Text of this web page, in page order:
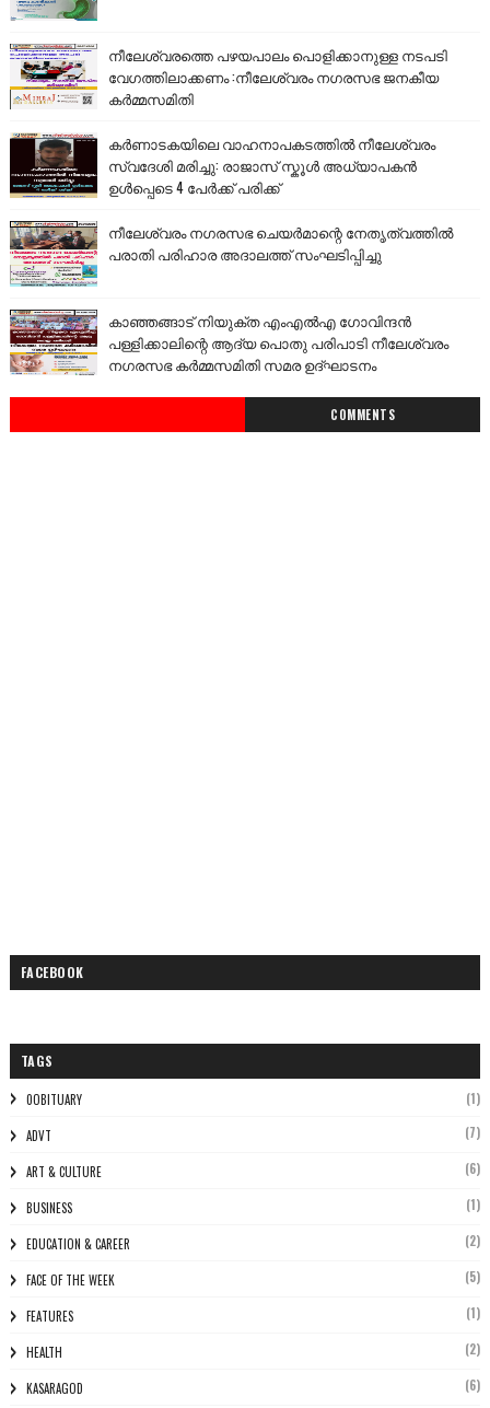
നീലേശ്വരത്തെ പഴയപാലം പൊളിക്കാനുള്ള നടപടി
വേഗത്തിലാക്കണം :നീലേശ്വരം നഗരസഭ ജനകീയ
കർമ്മസമിതി
കർണാടകയിലെ വാഹനാപകടത്തിൽ നീലേശ്വരം
സ്വദേശി മരിച്ചു: രാജാസ് സ്കൂൾ അധ്യാപകൻ
ഉൾപ്പെടെ 4 പേർക്ക് പരിക്ക്
നീലേശ്വരം നഗരസഭ ചെയർമാന്റെ നേതൃത്വത്തിൽ
പരാതി പരിഹാര അദാലത്ത് സംഘടിപ്പിച്ചു
കാഞ്ഞങ്ങാട് നിയുക്ത എംഎൽഎ ഗോവിന്ദൻ
പള്ളിക്കാലിന്റെ ആദ്യ പൊതു പരിപാടി നീലേശ്വരം
നഗരസഭ കർമ്മസമിതി സമര ഉദ്ഘാടനം
COMMENTS
FACEBOOK
TAGS
0OBITUARY (1)
ADVT (7)
ART & CULTURE (6)
BUSINESS (1)
EDUCATION & CAREER (2)
FACE OF THE WEEK (5)
FEATURES (1)
HEALTH (2)
KASARAGOD (6)